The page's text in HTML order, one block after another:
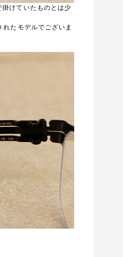
けていたものとは少
たモデルでございま